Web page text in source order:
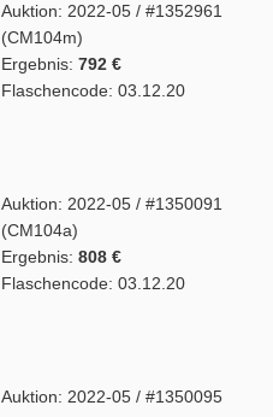
Auktion: 2022-05 / #1352961
(CM104m)
Ergebnis: 792 €
Flaschencode: 03.12.20
Auktion: 2022-05 / #1350091
(CM104a)
Ergebnis: 808 €
Flaschencode: 03.12.20
Auktion: 2022-05 / #1350095